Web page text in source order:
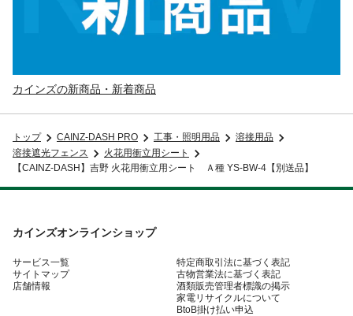
カインズの新商品・新着商品
トップ CAINZ-DASH PRO 工事・照明用品
溶接用品
溶接遮光フェンス
火花用衝立用シート
【CAINZ-DASH】吉野 火花用衝立用シート Ａ種 YS-BW-4【別送品】
カインズオンラインショップ
サービス一覧
サイトマップ
店舗情報
特定商取引法に基づく表記
古物営業法に基づく表記
酒類販売管理者標識の掲示
家電リサイクルについて
BtoB掛け払い申込